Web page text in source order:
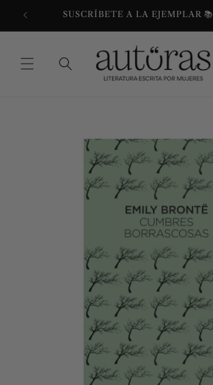
directamenteSUSCRÍBETE A LA EJEMPLAR 📚